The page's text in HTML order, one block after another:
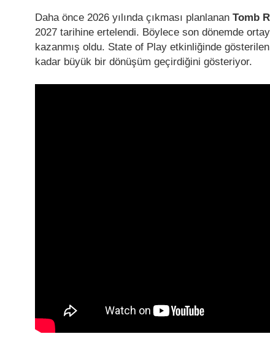
Daha önce 2026 yılında çıkması planlanan Tomb
2027 tarihine ertelendi. Böylece son dönemde
kazanmış oldu. State of Play etkinliğinde
kadar büyük bir dönüşüm geçirdiğini gösteriyor.